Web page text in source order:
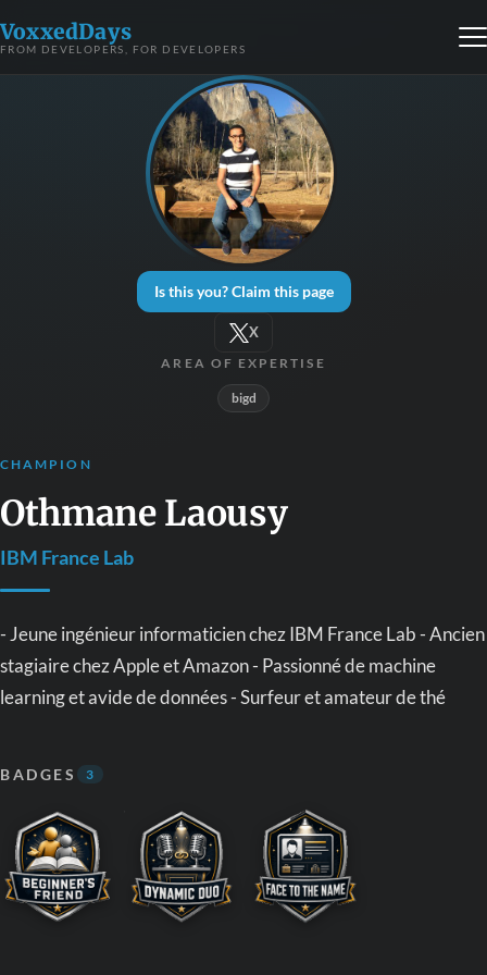
VoxxedDays
FROM DEVELOPERS, FOR DEVELOPERS
Is this you? Claim this page
X
AREA OF EXPERTISE
bigd
CHAMPION
Othmane Laousy
IBM France Lab
- Jeune ingénieur informaticien chez IBM France Lab - Ancien
stagiaire chez Apple et Amazon - Passionné de machine
learning et avide de données - Surfeur et amateur de thé
BADGES 3